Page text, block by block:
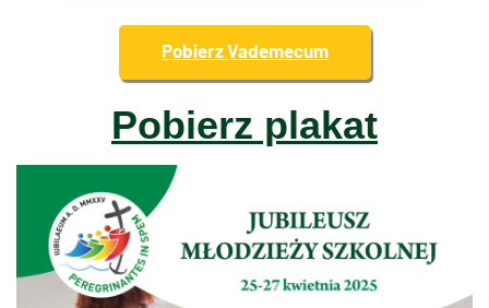
Pobierz Vademecum
Pobierz plakat